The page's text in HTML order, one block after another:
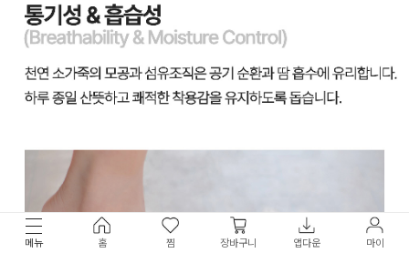
메뉴 홈 찜 장바구니 앱다운 마이